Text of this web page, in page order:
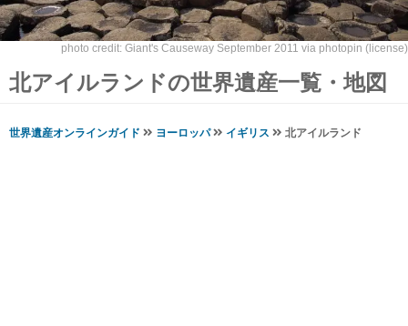
photo credit: Giant's Causeway September 2011 via photopin (license)
北アイルランドの世界遺産一覧・地図
世界遺産オンラインガイド ヨーロッパ イギリス 北アイルランド